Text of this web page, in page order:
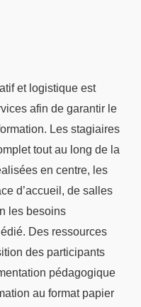
et logistique est
afin de garantir le
Les stagiaires
tout au long de la
en centre, les
d’accueil, de salles
les besoins
Des ressources
des participants
pédagogique
au format papier